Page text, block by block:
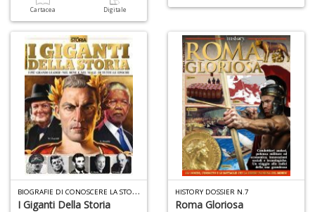
Cartacea Digitale
B
IOGRAFIE DI CONOSCERE LA STORIA N.1
I Giganti Della Storia
HISTORY DOSSIER N.7
Roma Gloriosa